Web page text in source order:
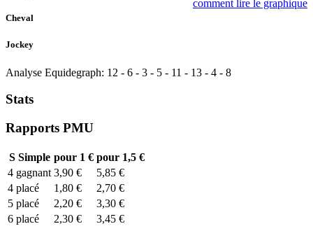
comment lire le graphique
Cheval
Jockey
Analyse Equidegraph: 12 - 6 - 3 - 5 - 11 - 13 - 4 - 8
Stats
Rapports PMU
SSimple pour 1 € pour 1,5 €
4 gagnant 3,90 €
5,85 €
4 placé 1,80 €
2,70 €
5 placé 2,20 €
3,30 €
6 placé 2,30 € 3,45 €